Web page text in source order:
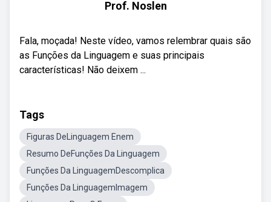
Prof. Noslen
Fala, moçada! Neste vídeo, vamos relembrar quais são
as Funções da Linguagem e suas principais
características! Não deixem ...
Tags
Figuras DeLinguagem Enem
Resumo DeFunções Da Linguagem
Funções Da LinguagemDescomplica
Funções Da LinguagemImagem